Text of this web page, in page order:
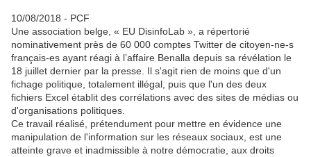
10/08/2018 - PCF
Une association belge, « EU DisinfoLab », a répertorié
nominativement près de 60 000 comptes Twitter de citoyen-ne-s
français-es ayant réagi à l’affaire Benalla depuis sa révélation le
18 juillet dernier par la presse. Il s'agit rien de moins que d'un
fichage politique, totalement illégal, puis que l'un des deux
fichiers Excel établit des corrélations avec des sites de médias ou
d'organisations politiques.
Ce travail réalisé, prétendument pour mettre en évidence une
manipulation de l'information sur les réseaux sociaux, est une
atteinte grave et inadmissible à notre démocratie, aux droits